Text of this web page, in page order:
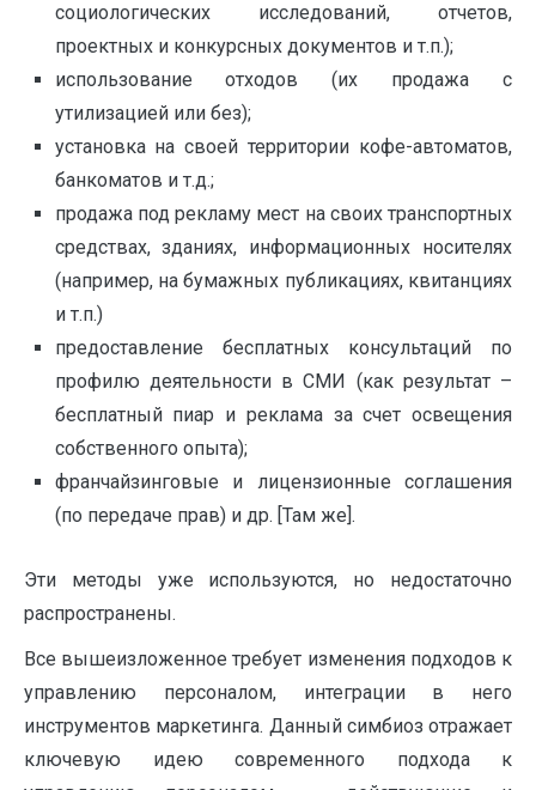
социологических исследований, отчетов,
проектных и конкурсных документов и т.п.);
использование отходов (их продажа с
утилизацией или без);
установка на своей территории кофе-автоматов,
банкоматов и т.д.;
продажа под рекламу мест на своих транспортных
средствах, зданиях, информационных носителях
(например, на бумажных публикациях, квитанциях
и т.п.)
предоставление бесплатных консультаций по
профилю деятельности в СМИ (как результат –
бесплатный пиар и реклама за счет освещения
собственного опыта);
франчайзинговые и лицензионные соглашения
(по передаче прав) и др. [Там же].
Эти методы уже используются, но недостаточно
распространены.
Все вышеизложенное требует изменения подходов к
управлению персоналом, интеграции в него
инструментов маркетинга. Данный симбиоз отражает
ключевую идею современного подхода к